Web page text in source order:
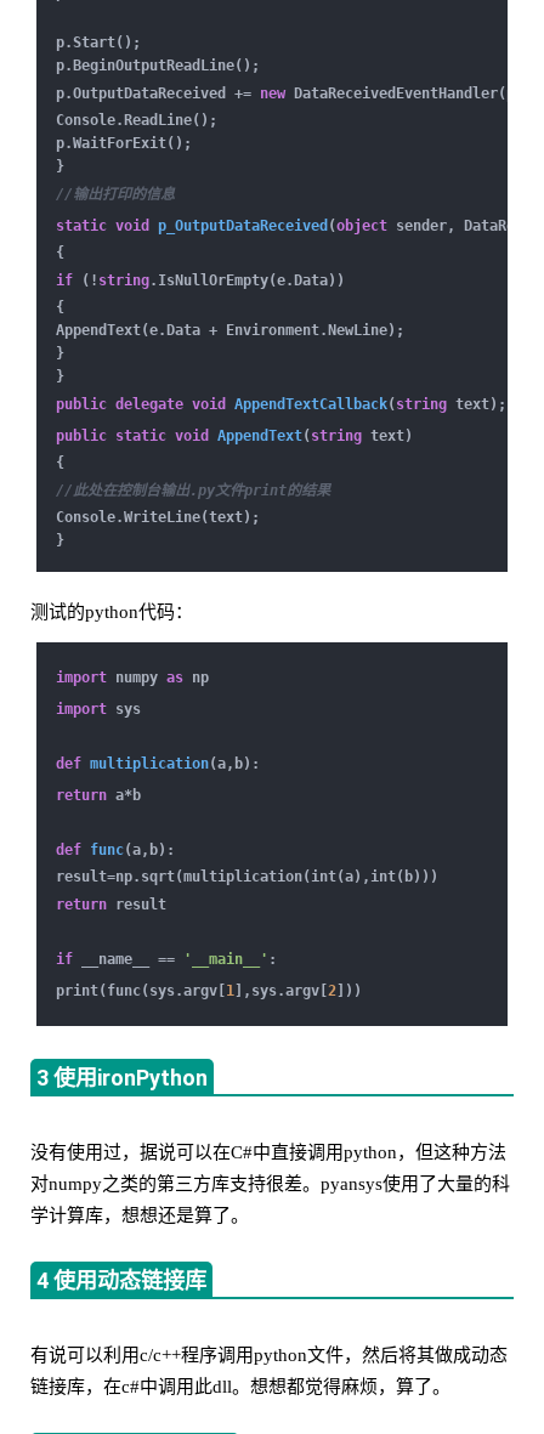
p.Start();
p.BeginOutputReadLine();
p.OutputDataReceived += new
Console.ReadLine();
p.WaitForExit();
}
//输出打印的信息
static void p_OutputDataReceived (object sender,
{
if (! string.IsNullOrEmpty(e.Data))
{
AppendText(e.Data + Environment.NewLine);
}
}
public delegate void AppendTextCallback( string text) ;
public static void AppendText( string text)
{
//此处在控制台输出.py文件print的结果
Console.WriteLine(text);
}
测试的python代码：
import numpy as np
import sys
def multiplication(a,b) :
return a*b
def func(a,b) :
result=np.sqrt(multiplication(int(a),int(b)))
return result
if __name__ == '__main__' :
print(func(sys.argv[ 1 ],sys.argv[ 2 ]))
3 使用ironPython
没有使用过，据说可以在C#中直接调用python，但这种方法
对numpy之类的第三方库支持很差。pyansys使用了大量的科
学计算库，想想还是算了。
4 使用动态链接库
有说可以利用c/c++程序调用python文件，然后将其做成动态
链接库，在c#中调用此dll。想想都觉得麻烦，算了。